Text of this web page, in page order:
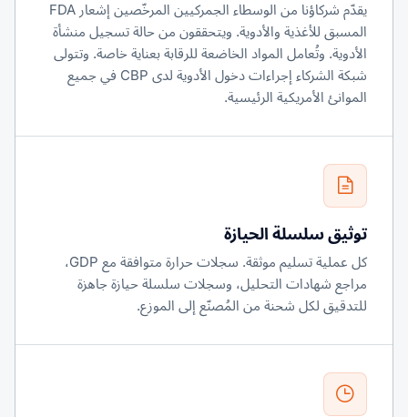
يقدّم شركاؤنا من الوسطاء الجمركيين المرخّصين إشعار FDA
المسبق للأغذية والأدوية. ويتحققون من حالة تسجيل منشأة
الأدوية. وتُعامل المواد الخاضعة للرقابة بعناية خاصة. وتتولى
شبكة الشركاء إجراءات دخول الأدوية لدى CBP في جميع
الموانئ الأمريكية الرئيسية.
توثيق سلسلة الحيازة
كل عملية تسليم موثقة. سجلات حرارة متوافقة مع GDP،
مراجع شهادات التحليل، وسجلات سلسلة حيازة جاهزة
للتدقيق لكل شحنة من المُصنّع إلى الموزع.